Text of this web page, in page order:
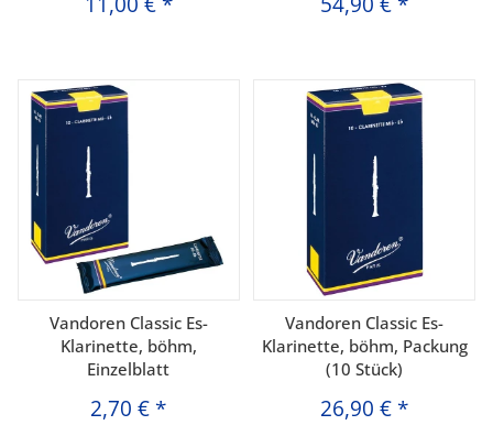
Vandoren Classic Es-
Klarinette, böhm,
Einzelblatt
2,70 € *
Vandoren Classic Es-
Klarinette, böhm, Packung
(10 Stück)
26,90 € *